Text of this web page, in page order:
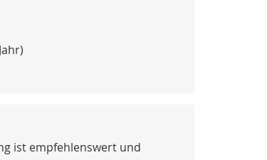
ist empfehlenswert und